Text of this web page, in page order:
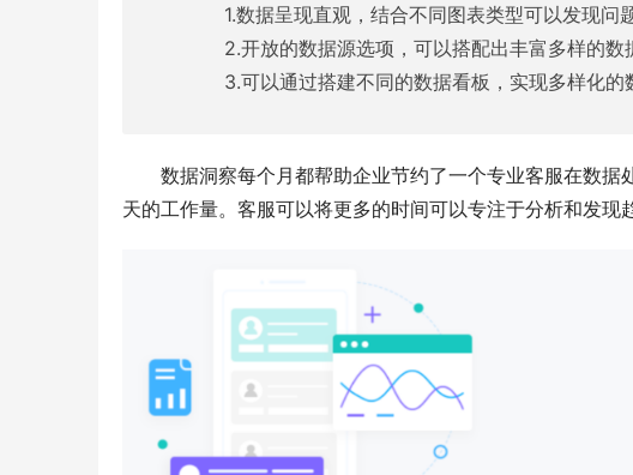
1.数据呈现直观，结合不同图表类型可以发现问
2.开放的数据源选项，可以搭配出丰富多样的数
3.可以通过搭建不同的数据看板，实现多样化的
数据洞察每个月都帮助企业节约了一个专业客服在数
天的工作量。客服可以将更多的时间可以专注于分析和发现